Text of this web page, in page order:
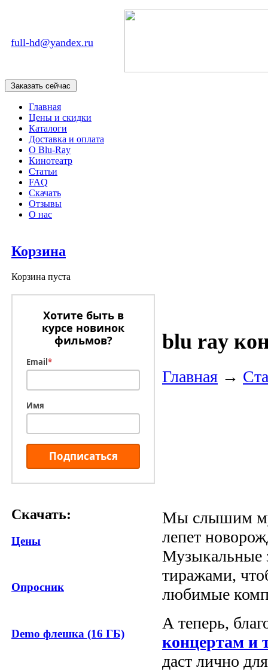
full-hd@yandex.ru
Главная
Цены и скидки
Каталоги
Доставка и оплата
О Blu-Ray
Кинотеатр
Статьи
FAQ
Скачать
Отзывы
О нас
Корзина
Корзина пуста
Хотите быть в
курсе новинок
фильмов?
Email*
Имя
Подписаться
Скачать:
Цены
Опросник
Demo флешка (16 ГБ)
blu ray
Главная →
Мы слышим
лепет
Музыкальные
тиражами,
любимые
А теперь,
концертам и
даст лично